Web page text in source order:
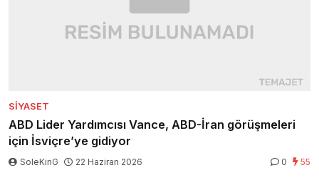
SIYASET
ABD Lider Yardımcısı Vance, ABD-İran görüşmeleri
için İsviçre’ye gidiyor
SoleKinG 22 Haziran 2026 0 55